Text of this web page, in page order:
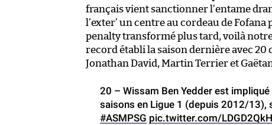
français vient sanctionner l’entame
l’exter’ un centre au cordeau de
penalty transformé plus tard, voilà
record établi la saison dernière avec
Jonathan David, Martin Terrier et
20 – Wissam Ben Yedder est
saisons en Ligue 1 (depuis 2012/13),
#ASMPSG pic.twitter.com/